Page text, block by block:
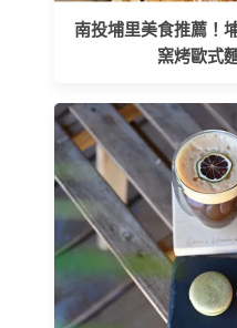
南投埔里美食推薦！
窯烤歐式